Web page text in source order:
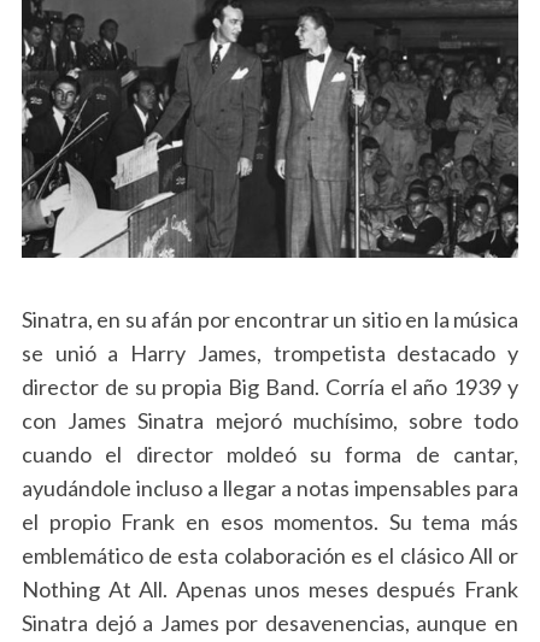
Sinatra, en su afán por encontrar un sitio en la música
se unió a Harry James, trompetista destacado y
director de su propia Big Band. Corría el año 1939 y
con James Sinatra mejoró muchísimo, sobre todo
cuando el director moldeó su forma de cantar,
ayudándole incluso a llegar a notas impensables para
el propio Frank en esos momentos. Su tema más
emblemático de esta colaboración es el clásico All or
Nothing At All. Apenas unos meses después Frank
Sinatra dejó a James por desavenencias, aunque en